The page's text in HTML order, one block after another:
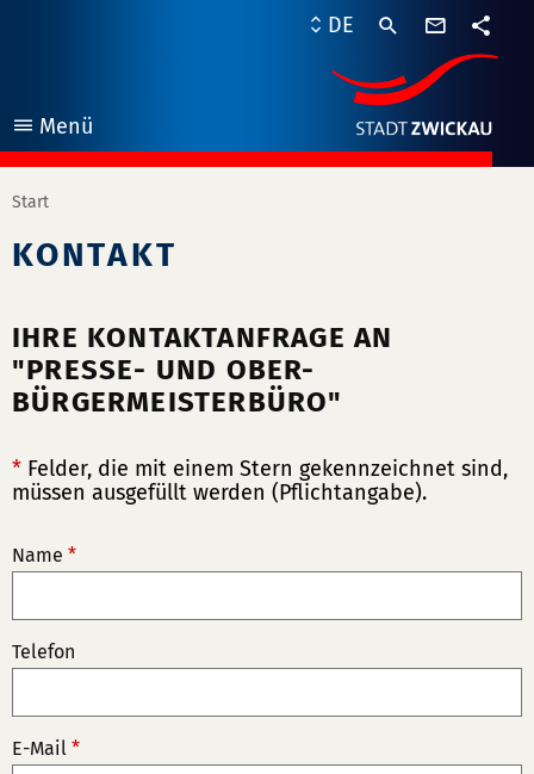
Menü
öffnen
DE
Start
KONTAKT
IHRE KONTAKTANFRAGE AN
"PRESSE- UND OBER-
BÜRGERMEISTERBÜRO"
* Felder, die mit einem Stern gekennzeichnet sind,
müssen ausgefüllt werden (Pflichtangabe).
Name *
Telefon
E-Mail *